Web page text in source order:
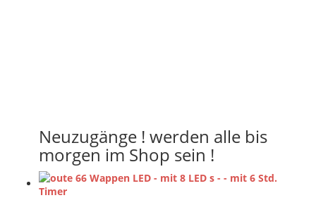
Neuzugänge ! werden alle bis
morgen im Shop sein !